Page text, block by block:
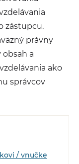
zástupcu.
právny
a
ako
správcov
/ vnučke